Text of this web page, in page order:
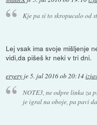
Kje pa si to skropucalo od
Lej vsak ima svoje mišljenje
vidi,da pišeš kr neki v tri dni.
eryery je5. jul 2016 ob 20:14
NOTE3, ne odpre linka za
je igral na oboje, pa pavi